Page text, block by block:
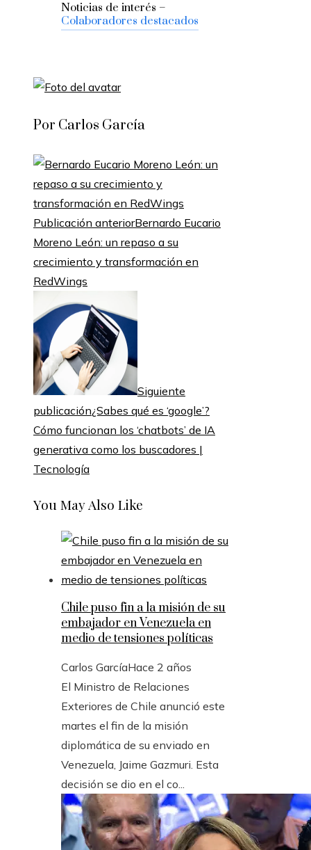
Noticias de interés –
Colaboradores destacados
Por Carlos García
Publicación anteriorBernardo Eucario
Moreno León: un repaso a su
crecimiento y transformación en
RedWings
Siguiente
publicación¿Sabes qué es ‘google’?
Cómo funcionan los ‘chatbots’ de IA
generativa como los buscadores |
Tecnología
You May Also Like
Chile puso fin a la misión de su
embajador en Venezuela en
medio de tensiones políticas
Carlos GarcíaHace 2 años
El Ministro de Relaciones
Exteriores de Chile anunció este
martes el fin de la misión
diplomática de su enviado en
Venezuela, Jaime Gazmuri. Esta
decisión se dio en el co...